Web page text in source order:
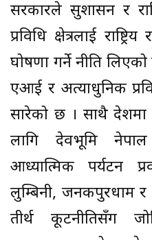
सरकारले सुशासन र
प्रविधि क्षेत्रलाई
घोषणा गर्ने नीति
एआई र अत्याधुनिक
सारेको छ । साथै देशमा
लागि देवभूमि नेपाल
आध्यात्मिक पर्यटन
लुम्बिनी, जनकपुरधाम र
तीर्थ कूटनीतिसँग